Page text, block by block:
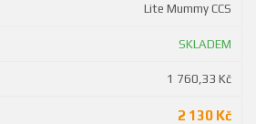
Lite Mummy CCS
SKLADEM
1 760,33 Kč
2 130 Kč